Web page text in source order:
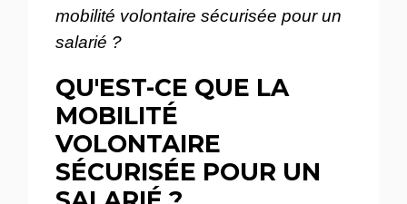
mobilité volontaire sécurisée pour un
salarié ?
QU'EST-CE QUE LA
MOBILITÉ
VOLONTAIRE
SÉCURISÉE POUR UN